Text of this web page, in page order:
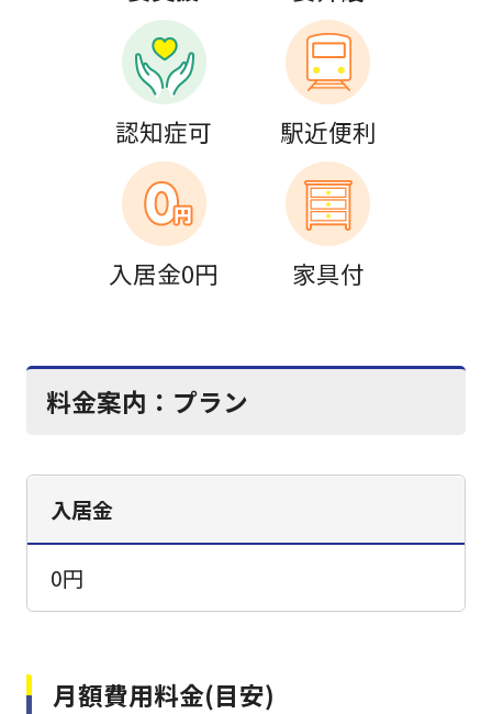
認知症可 駅近便利
入居金0円 家具付
料金案内： プラン
入居金
0円
月額費用料金(目安)